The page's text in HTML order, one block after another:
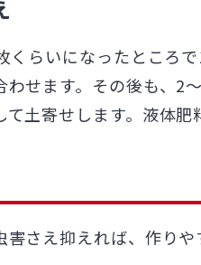
くらいになったところ
わせます。その後も、2
て土寄せします。液体
害さえ抑えれば、作り